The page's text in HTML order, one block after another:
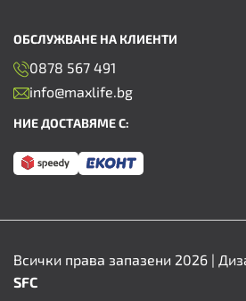
ОБСЛУЖВАНЕ НА КЛИЕНТИ
0878 567 491
info@maxlife.bg
НИЕ ДОСТАВЯМЕ С:
Всички права запазени 2026 |
SFC